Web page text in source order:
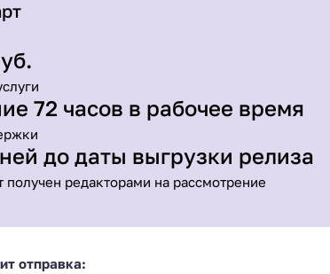
72 часов в рабочее время
до даты выгрузки релиза
получен редакторами на рассмотрение
отправка: